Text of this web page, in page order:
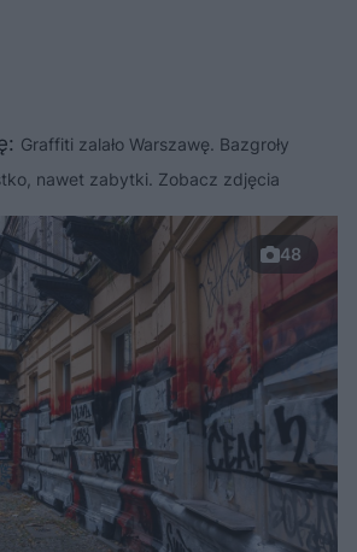
Graffiti zalało Warszawę. Bazgroły
nawet zabytki. Zobacz zdjęcia
48